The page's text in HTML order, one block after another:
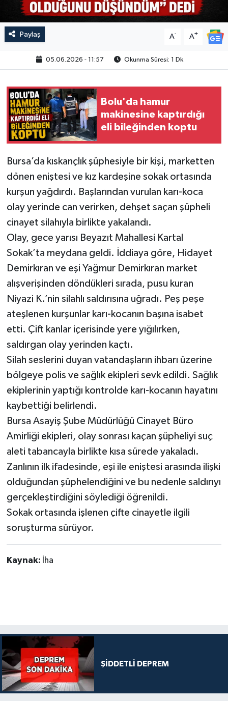
Paylaş A- A+
05.06.2026 - 11:57 Okunma Süresi: 1 Dk
Bolu'da hamur
makinesine kaptırdığı
eli bileğinden koptu
Bursa’da kıskançlık şüphesiyle bir kişi, marketten
dönen eniştesi ve kız kardeşine sokak ortasında
kurşun yağdırdı. Başlarından vurulan karı-koca
olay yerinde can verirken, dehşet saçan şüpheli
cinayet silahıyla birlikte yakalandı.
Olay, gece yarısı Beyazıt Mahallesi Kartal
Sokak’ta meydana geldi. İddiaya göre, Hidayet
Demirkıran ve eşi Yağmur Demirkıran market
alışverişinden döndükleri sırada, pusu kuran
Niyazi K.’nin silahlı saldırısına uğradı. Peş peşe
ateşlenen kurşunlar karı-kocanın başına isabet
etti. Çift kanlar içerisinde yere yığılırken,
saldırgan olay yerinden kaçtı.
Silah seslerini duyan vatandaşların ihbarı üzerine
bölgeye polis ve sağlık ekipleri sevk edildi. Sağlık
ekiplerinin yaptığı kontrolde karı-kocanın hayatını
kaybettiği belirlendi.
Bursa Asayiş Şube Müdürlüğü Cinayet Büro
Amirliği ekipleri, olay sonrası kaçan şüpheliyi suç
aleti tabancayla birlikte kısa sürede yakaladı.
Zanlının ilk ifadesinde, eşi ile eniştesi arasında ilişki
olduğundan şüphelendiğini ve bu nedenle saldırıyı
gerçekleştirdiğini söylediği öğrenildi.
Sokak ortasında işlenen çifte cinayetle ilgili
soruşturma sürüyor.
Kaynak: İha
ŞİDDETLİ DEPREM